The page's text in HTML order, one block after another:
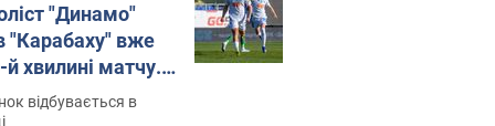
"Динамо"
"Карабаху" вже
й хвилині матчу.
відбувається в